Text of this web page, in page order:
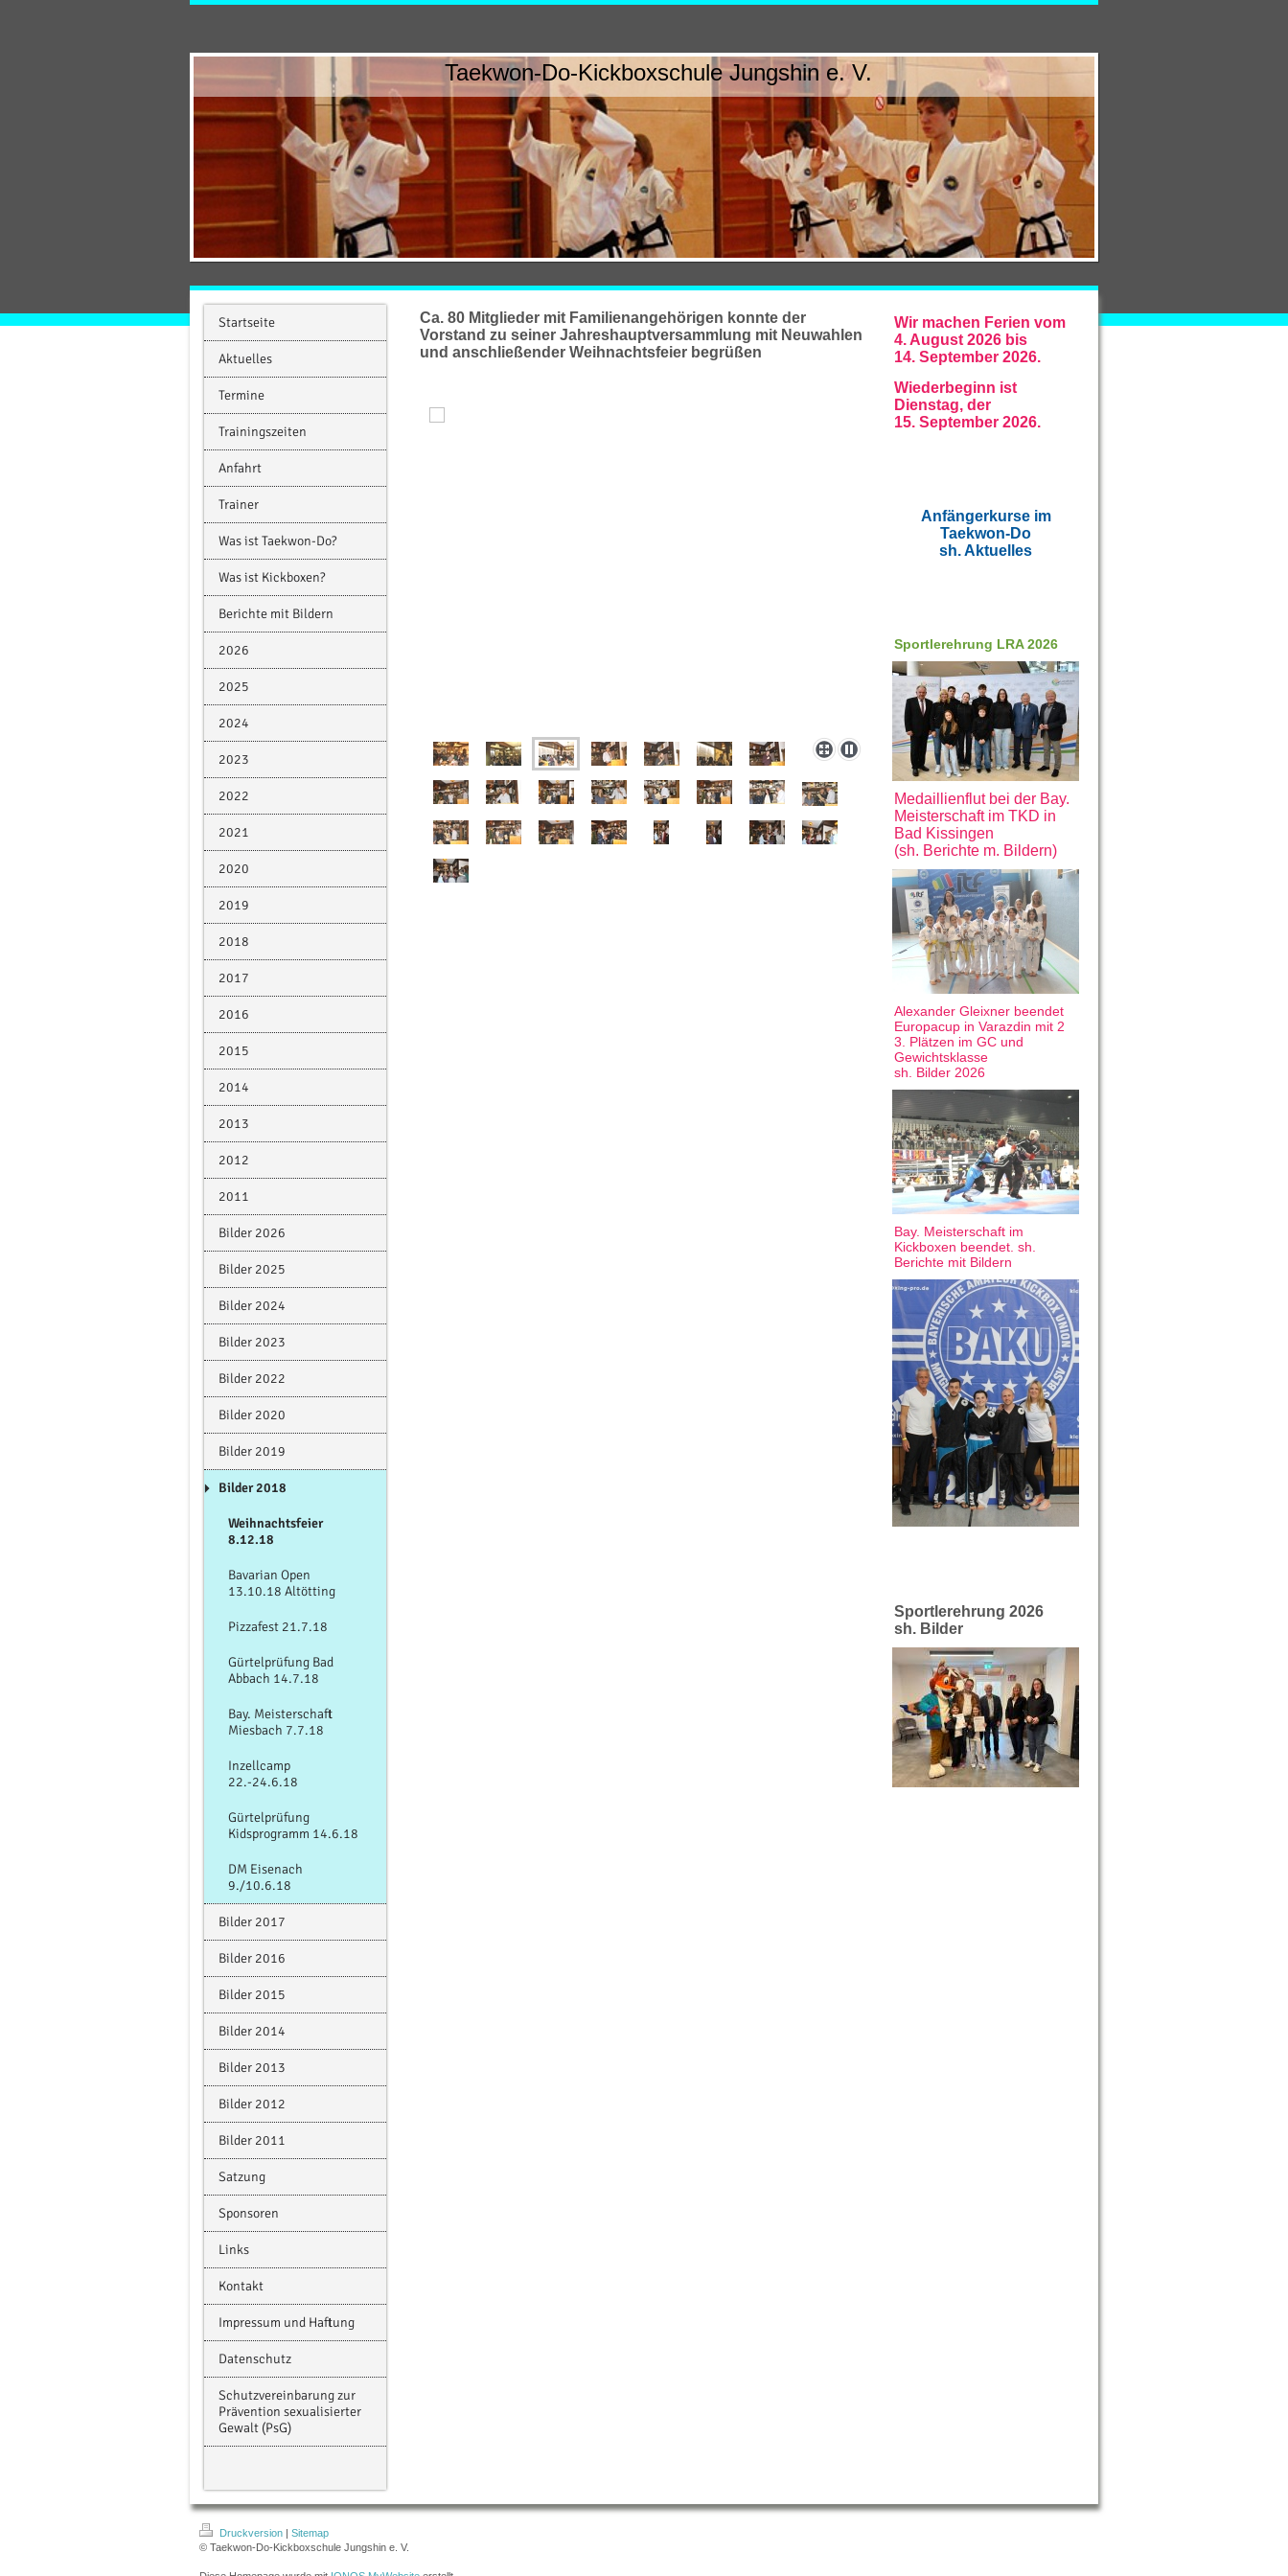
Taekwon-Do-Kickboxschule Jungshin e. V.
Startseite
Aktuelles
Termine
Trainingszeiten
Anfahrt
Trainer
Was ist Taekwon-Do?
Was ist Kickboxen?
Berichte mit Bildern
2026
2025
2024
2023
2022
2021
2020
2019
2018
2017
2016
2015
2014
2013
2012
2011
Bilder 2026
Bilder 2025
Bilder 2024
Bilder 2023
Bilder 2022
Bilder 2020
Bilder 2019
Bilder 2018
Weihnachtsfeier
8.12.18
Bavarian Open
13.10.18 Altötting
Pizzafest 21.7.18
Gürtelprüfung Bad
Abbach 14.7.18
Bay. Meisterschaft
Miesbach 7.7.18
Inzellcamp
22.-24.6.18
Gürtelprüfung
Kidsprogramm 14.6.18
DM Eisenach
9./10.6.18
Bilder 2017
Bilder 2016
Bilder 2015
Bilder 2014
Bilder 2013
Bilder 2012
Bilder 2011
Satzung
Sponsoren
Links
Kontakt
Impressum und Haftung
Datenschutz
Schutzvereinbarung zur
Prävention sexualisierter
Gewalt (PsG)
Ca. 80 Mitglieder mit Familienangehörigen konnte der
Vorstand zu seiner Jahreshauptversammlung mit Neuwahlen
und anschließender Weihnachtsfeier begrüßen
Wir machen Ferien vom
4. August 2026 bis
14. September 2026.
Wiederbeginn ist
Dienstag, der
15. September 2026.
Anfängerkurse im
Taekwon-Do
sh. Aktuelles
Sportlerehrung LRA 2026
Medaillienflut bei der Bay.
Meisterschaft im TKD in
Bad Kissingen
(sh. Berichte m. Bildern)
Alexander Gleixner beendet
Europacup in Varazdin mit 2
3. Plätzen im GC und
Gewichtsklasse
sh. Bilder 2026
Bay. Meisterschaft im
Kickboxen beendet. sh.
Berichte mit Bildern
Sportlerehrung 2026
sh. Bilder
Druckversion | Sitemap
© Taekwon-Do-Kickboxschule Jungshin e. V.